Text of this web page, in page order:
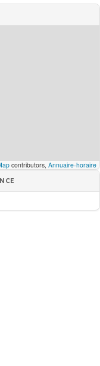
contributors, Annuaire-horaire